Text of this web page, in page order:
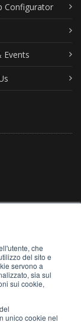
che
del sito e
servono a
sia sul
sui cookie,
unico cookie nel
Configurator
Events